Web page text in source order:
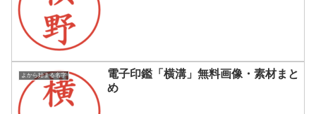
よから始まる名字
電子印鑑「横溝」無料画像・素材まと
め